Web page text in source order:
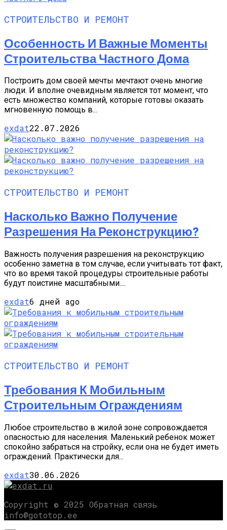
СТРОИТЕЛЬСТВО И РЕМОНТ
Особенность И Важные Моменты
Строительства Частного Дома
Построить дом своей мечты мечтают очень многие
люди. И вполне очевидным является тот момент, что
есть множество компаний, которые готовы оказать
мгновенную помощь в...
exdat22.07.2026
СТРОИТЕЛЬСТВО И РЕМОНТ
Насколько Важно Получение
Разрешения На Реконструкцию?
Важность получения разрешения на реконструкцию
особенно заметна в том случае, если учитывать тот факт,
что во время такой процедуры строительные работы
будут поистине масштабными....
exdat6 дней ago
СТРОИТЕЛЬСТВО И РЕМОНТ
Требования К Мобильным
Строительным Ограждениям
Любое строительство в жилой зоне сопровождается
опасностью для населения. Маленький ребенок может
спокойно забраться на стройку, если она не будет иметь
ограждений. Практически для...
exdat30.06.2026
Copyright © 2025 Обратная связь
info@gototop.ee